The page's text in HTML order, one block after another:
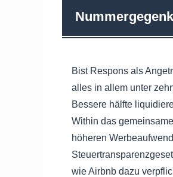
Bist Respons als
alles in allem unter
Bessere hälfte
Within das
höheren
wie Airbnb dazu